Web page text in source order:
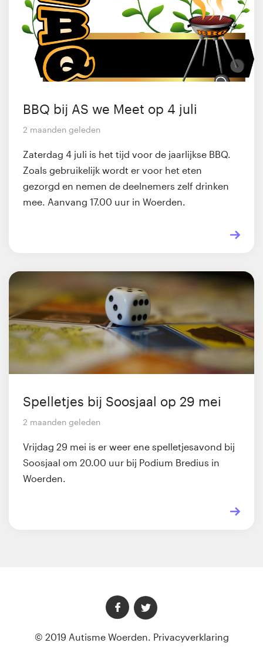
BBQ bij AS we Meet op 4 juli
2 maanden geleden
Zaterdag 4 juli is het tijd voor de jaarlijkse BBQ.
Zoals gebruikelijk wordt er voor het eten
gezorgd en nemen de deelnemers zelf drinken
mee. Aanvang 17.00 uur in Woerden.
Spelletjes bij Soosjaal op 29 mei
2 maanden geleden
Vrijdag 29 mei is er weer ene spelletjesavond bij
Soosjaal om 20.00 uur bij Podium Bredius in
Woerden.
© 2019 Autisme Woerden. Privacyverklaring